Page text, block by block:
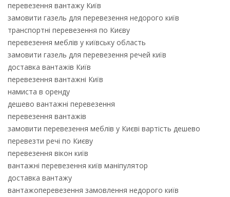
перевезення вантажу Київ
замовити газель для перевезення недорого київ
транспортні перевезення по Києву
перевезення меблів у київську область
замовити газель для перевезення речей київ
доставка вантажів Київ
перевезення вантажні Київ
намиста в оренду
дешево вантажні перевезення
перевезення вантажів
замовити перевезення меблів у Києві вартість дешево
перевезти речі по Києву
перевезення вікон київ
вантажні перевезення київ маніпулятор
доставка вантажу
вантажоперевезення замовлення недорого київ